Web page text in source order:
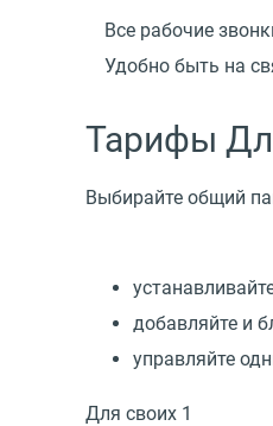
Все рабочие
Удобно быть на
Тарифы
Выбирайте общий
добавляйте и
управляйте
Для своих 1